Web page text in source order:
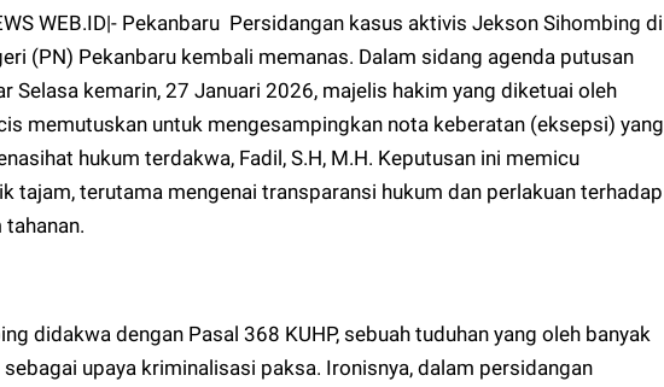
WEB.ID|- Pekanbaru Persidangan kasus aktivis Jekson Sihombing di
(PN) Pekanbaru kembali memanas. Dalam sidang agenda putusan
Selasa kemarin, 27 Januari 2026, majelis hakim yang diketuai oleh
memutuskan untuk mengesampingkan nota keberatan (eksepsi) yang
hukum terdakwa, Fadil, S.H, M.H. Keputusan ini memicu
tajam, terutama mengenai transparansi hukum dan perlakuan terhadap
didakwa dengan Pasal 368 KUHP, sebuah tuduhan yang oleh banyak
upaya kriminalisasi paksa. Ironisnya, dalam persidangan